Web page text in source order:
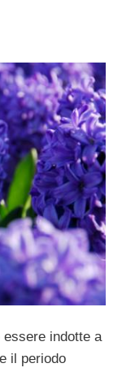
indotte a
il periodo